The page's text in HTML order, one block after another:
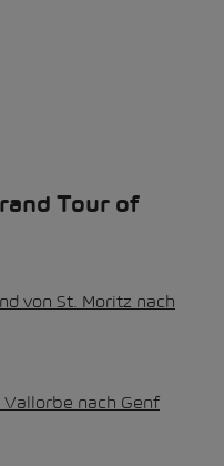
Tour of
von St. Moritz nach
nach Genf